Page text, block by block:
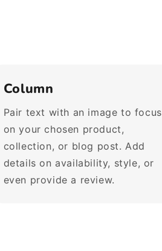
Column
Pair text with an image to focus
on your chosen product,
collection, or blog post. Add
details on availability, style, or
even provide a review.